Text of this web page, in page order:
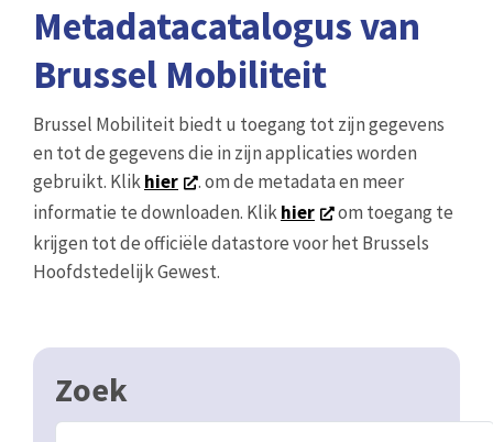
Metadatacatalogus van
Brussel Mobiliteit
Brussel Mobiliteit biedt u toegang tot zijn gegevens
en tot de gegevens die in zijn applicaties worden
gebruikt. Klikhier
. om de metadata en meer
informatie te downloaden. Klikhier
om toegang te
krijgen tot de officiële datastore voor het Brussels
Hoofdstedelijk Gewest.
Zoek